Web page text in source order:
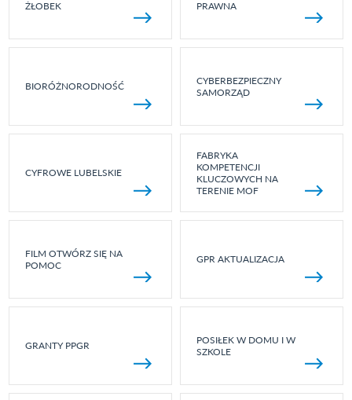
ŻŁOBEK
PRAWNA
BIORÓŻNORODNOŚĆ
CYBERBEZPIECZNY
SAMORZĄD
CYFROWE LUBELSKIE
FABRYKA
KOMPETENCJI
KLUCZOWYCH NA
TERENIE MOF
FILM OTWÓRZ SIĘ NA
POMOC
GPR AKTUALIZACJA
GRANTY PPGR
POSIŁEK W DOMU I W
SZKOLE